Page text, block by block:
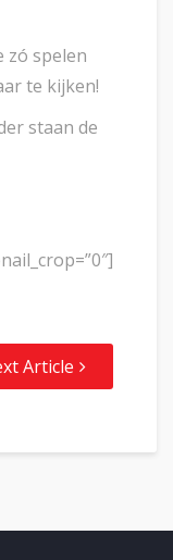
zó spelen
te kijken!
staan de
Article